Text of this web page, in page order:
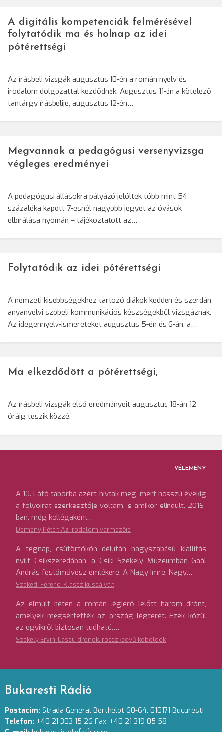
A digitális kompetenciák felmérésével
folytatódik ma és holnap az idei
pótérettségi
Az írásbeli vizsgák augusztus 10-én a román nyelv és
irodalom dolgozattal kezdődnek. Augusztus 11-én a kötelező
tantárgy írásbelije, augusztus 12-én…
Megvannak a pedagógusi versenyvizsga
végleges eredményei
A pedagógusi állásokra pályázó jelöltek több mint 54
százaléka kapott 7-esnél nagyobb jegyet az óvások
elbírálása nyomán – tájékoztatott az…
Folytatódik az idei pótérettségi
A nemzeti kisebbségekhez tartozó diákok kedden és szerdán
anyanyelvi szóbeli kommunikációs készségekből vizsgáznak.
Az idegennyelv-ismereteket augusztus 5-én és 6-án, a…
Ma elkezdődött a pótérettségi,
Az írásbeli vizsgák első eredményeit augusztus 18-án 12
óráig teszik közzé.
VÉLEMÉNY
A 10. Látó táborba azért hívtak meg, mert hosszú évekig
a folyóirat szerkesztője voltam, s amikor elindult, 2016-
ban, még kollégaként…
Demény Péter: Az irodalom vármezője
A tegnap, csütörtökön délután nagyszabású kiállítás
nyílt Csíkszeredában, a Csíki Székely Múzeumban Gaál
András festőművész emlékére. A Nagy Imre, Nagy…
Székedi Ferenc: Klasszikussá vált
Az elmúlt héten a román légierő lelőtt három drónt,
amelyek megsértették az ország légterét. Ezek közül
az egyikről biztosan tudható,…
Székely Ervin: Lassú drónok, rosszkedvű koboldok
Bukaresti Rádió
Postacím: Strada General Berthelot 60-64. 010171 Bucuresti
Telefon: +40 21 303 15 26 Fax: +40 21 319 05 58